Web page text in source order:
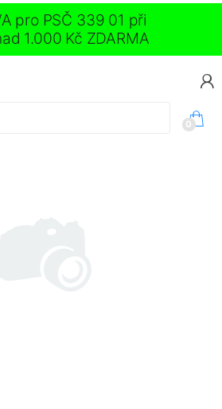
pro PSČ 339 01 při
1.000 Kč ZDARMA
0